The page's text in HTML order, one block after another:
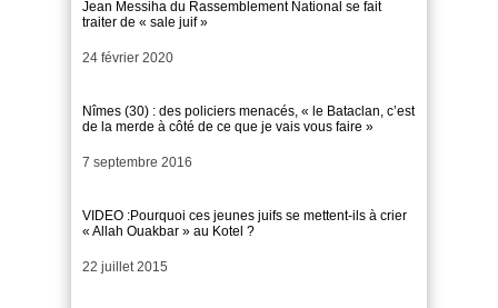
Jean Messiha du Rassemblement National se fait
traiter de « sale juif »
Date
24 février 2020
Nîmes (30) : des policiers menacés, « le Bataclan, c’est
de la merde à côté de ce que je vais vous faire »
Date
7 septembre 2016
VIDEO :Pourquoi ces jeunes juifs se mettent-ils à crier
« Allah Ouakbar » au Kotel ?
Date
22 juillet 2015